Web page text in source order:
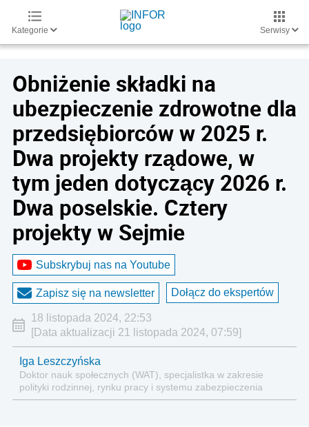
Kategorie Serwisy
Obniżenie składki na
ubezpieczenie zdrowotne dla
przedsiębiorców w 2025 r.
Dwa projekty rządowe, w
tym jeden dotyczący 2026 r.
Dwa poselskie. Cztery
projekty w Sejmie
Subskrybuj nas na Youtube
Zapisz się na newsletter Dołącz do ekspertów
18 listopada 2024, 22:53
[Data aktualizacji 21 listopada 2024, 07:59]
Iga Leszczyńska
Doktor nauk społecznych (WAT), specjalistka w zakresie
polityki rodzinnej, rynku pracy i systemu zabezpieczenia
społecznego.